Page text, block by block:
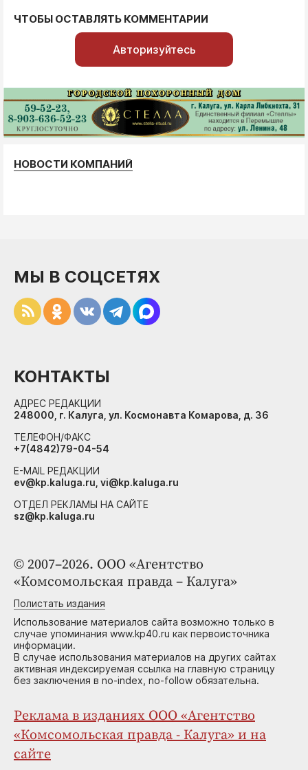
ЧТОБЫ ОСТАВЛЯТЬ КОММЕНТАРИИ
Авторизуйтесь
НОВОСТИ КОМПАНИЙ
© 2007–2026. ООО «Агентство
«Комсомольская правда – Калуга»
Полистать издания
Использование материалов сайта возможно только в
случае упоминания www.kp40.ru как первоисточника
информации.
В случае использования материалов на других сайтах
активная индексируемая ссылка на главную страницу
без заключения в no-index, no-follow обязательна.
Реклама в изданиях ООО «Агентство
«Комсомольская правда - Калуга» и на
сайте
МЫ В СОЦСЕТЯХ
КОНТАКТЫ
АДРЕС РЕДАКЦИИ
248000, г. Калуга, ул. Космонавта Комарова, д. 36
ТЕЛЕФОН/ФАКС
+7(4842)79-04-54
E-MAIL РЕДАКЦИИ
ev@kp.kaluga.ru, vi@kp.kaluga.ru
ОТДЕЛ РЕКЛАМЫ НА САЙТЕ
sz@kp.kaluga.ru